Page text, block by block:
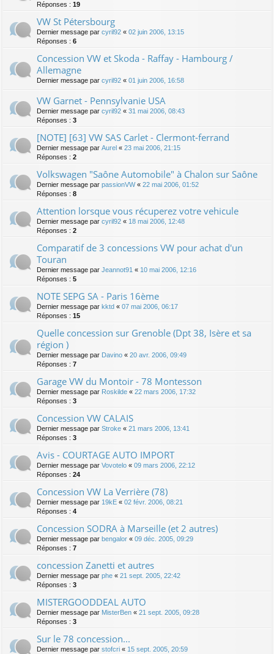
Réponses : 19
VW St Pétersbourg
Dernier message par cyril92 « 02 juin 2006, 13:15
Réponses : 6
Concession VW et Skoda - Raffay - Hambourg /
Allemagne
Dernier message par cyril92 « 01 juin 2006, 16:58
VW Garnet - Pennsylvanie USA
Dernier message par cyril92 « 31 mai 2006, 08:43
Réponses : 3
[NOTE] [63] VW SAS Carlet - Clermont-ferrand
Dernier message par Aurel « 23 mai 2006, 21:15
Réponses : 2
Volkswagen "Saône Automobile" à Chalon sur Saône
Dernier message par passionVW« 22 mai 2006, 01:52
Réponses : 8
Attention lorsque vous récuperez votre vehicule
Dernier message par cyril92 « 18 mai 2006, 12:48
Réponses : 2
Comparatif de 3 concessions VW pour achat d'un
Touran
Dernier message par Jeannot91 « 10 mai 2006, 12:16
Réponses : 5
NOTE SEPG SA - Paris 16ème
Dernier message par kktd « 07 mai 2006, 06:17
Réponses : 15
Quelle concession sur Grenoble (Dpt 38, Isère et sa
région )
Dernier message par Davino « 20 avr. 2006, 09:49
Réponses : 7
Garage VW du Montoir - 78 Montesson
Dernier message par Roskilde « 22 mars 2006, 17:32
Réponses : 3
Concession VW CALAIS
Dernier message par Stroke « 21 mars 2006, 13:41
Réponses : 3
Avis - COURTAGE AUTO IMPORT
Dernier message par Vovotelo « 09 mars 2006, 22:12
Réponses : 24
Concession VW La Verrière (78)
Dernier message par 19kE « 02 févr. 2006, 08:21
Réponses : 4
Concession SODRA à Marseille (et 2 autres)
Dernier message par bengalor « 09 déc. 2005, 09:29
Réponses : 7
concession Zanetti et autres
Dernier message par phe « 21 sept. 2005, 22:42
Réponses : 3
MISTERGOODDEAL AUTO
Dernier message par MisterBen « 21 sept. 2005, 09:28
Réponses : 3
Sur le 78 concession...
Dernier message par stofcri « 15 sept. 2005, 20:59